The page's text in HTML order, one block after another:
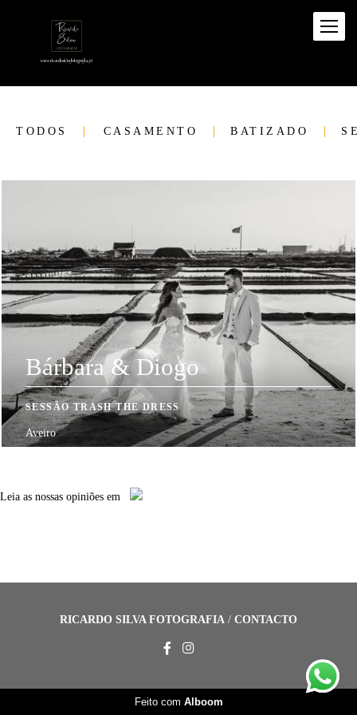
TODOS CASAMENTO BATIZADO
Bárbara & Diogo
SESSÃO TRASH THE DRESS
Aveiro
RICARDO SILVA FOTOGRAFIA / CONTACTO
Feito com Alboom
Leia as nossas opiniões em